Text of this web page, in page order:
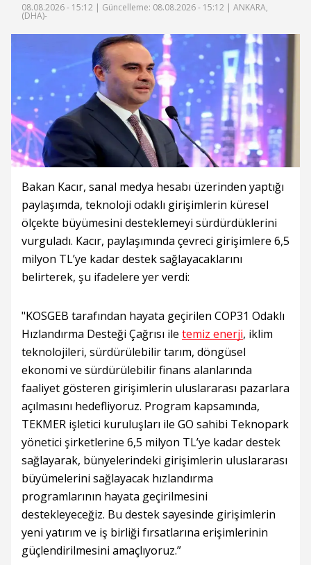
08.08.2026 - 15:12 | Güncelleme: 08.08.2026 - 15:12 | ANKARA,
(DHA)-
Bakan Kacır, sanal medya hesabı üzerinden yaptığı
paylaşımda, teknoloji odaklı girişimlerin küresel
ölçekte büyümesini desteklemeyi sürdürdüklerini
vurguladı. Kacır, paylaşımında çevreci girişimlere 6,5
milyon TL’ye kadar destek sağlayacaklarını
belirterek, şu ifadelere yer verdi:
"KOSGEB tarafından hayata geçirilen COP31 Odaklı
Hızlandırma Desteği Çağrısı ile temiz enerji, iklim
teknolojileri, sürdürülebilir tarım, döngüsel
ekonomi ve sürdürülebilir finans alanlarında
faaliyet gösteren girişimlerin uluslararası pazarlara
açılmasını hedefliyoruz. Program kapsamında,
TEKMER işletici kuruluşları ile GO sahibi Teknopark
yönetici şirketlerine 6,5 milyon TL’ye kadar destek
sağlayarak, bünyelerindeki girişimlerin uluslararası
büyümelerini sağlayacak hızlandırma
programlarının hayata geçirilmesini
destekleyeceğiz. Bu destek sayesinde girişimlerin
yeni yatırım ve iş birliği fırsatlarına erişimlerinin
güçlendirilmesini amaçlıyoruz.”